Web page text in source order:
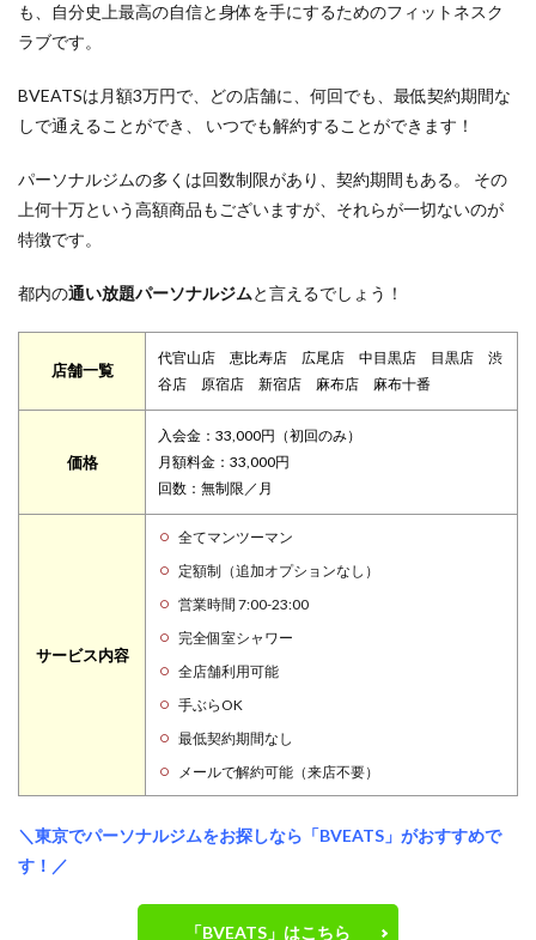
も、自分史上最高の自信と身体を手にするためのフィットネスク
ラブです。
BVEATSは月額3万円で、どの店舗に、何回でも、最低契約期間な
しで通えることができ、 いつでも解約することができます！
パーソナルジムの多くは回数制限があり、契約期間もある。 その
上何十万という高額商品もございますが、それらが一切ないのが
特徴です。
都内の通い放題パーソナルジムと言えるでしょう！
店舗一覧
代官山店 恵比寿店 広尾店 中目黒店 目黒店 渋
谷店 原宿店 新宿店 麻布店 麻布十番
価格
入会金：33,000円（初回のみ）
月額料金：33,000円
回数：無制限／月
サービス内容
全てマンツーマン
定額制（追加オプションなし）
営業時間 7:00-23:00
完全個室シャワー
全店舗利用可能
手ぶらOK
最低契約期間なし
メールで解約可能（来店不要）
＼東京でパーソナルジムをお探しなら「BVEATS」がおすすめで
す！／
「BVEATS」はこちら